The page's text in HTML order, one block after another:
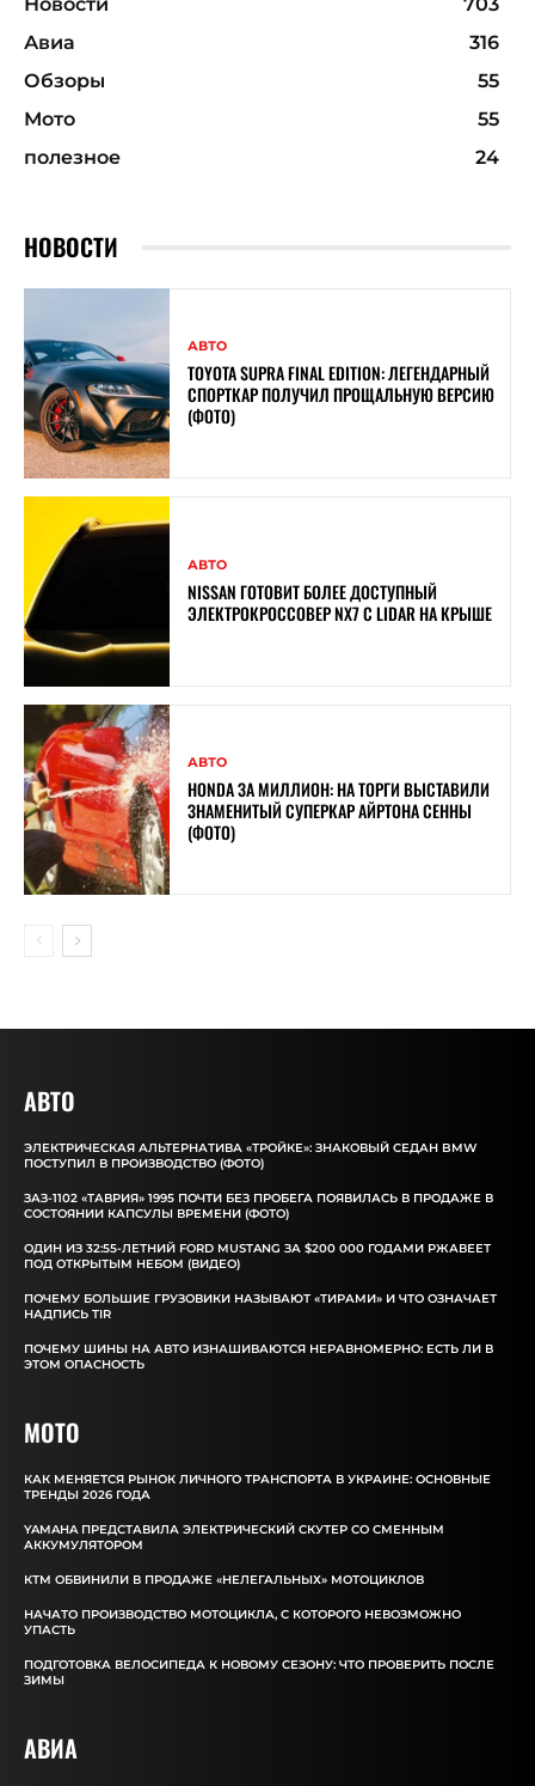
Авиа
316
Обзоры
55
Мото
55
полезное
24
НОВОСТИ
АВТО
TOYOTA SUPRA FINAL EDITION: ЛЕГЕНДАРНЫЙ
СПОРТКАР ПОЛУЧИЛ ПРОЩАЛЬНУЮ ВЕРСИЮ
(ФОТО)
АВТО
NISSAN ГОТОВИТ БОЛЕЕ ДОСТУПНЫЙ
ЭЛЕКТРОКРОССОВЕР NX7 С LIDAR НА КРЫШЕ
АВТО
HONDA ЗА МИЛЛИОН: НА ТОРГИ ВЫСТАВИЛИ
ЗНАМЕНИТЫЙ СУПЕРКАР АЙРТОНА СЕННЫ
(ФОТО)
АВТО
ЭЛЕКТРИЧЕСКАЯ АЛЬТЕРНАТИВА «ТРОЙКЕ»: ЗНАКОВЫЙ СЕДАН BMW
ПОСТУПИЛ В ПРОИЗВОДСТВО (ФОТО)
ЗАЗ-1102 «ТАВРИЯ» 1995 ПОЧТИ БЕЗ ПРОБЕГА ПОЯВИЛАСЬ В ПРОДАЖЕ В
СОСТОЯНИИ КАПСУЛЫ ВРЕМЕНИ (ФОТО)
ОДИН ИЗ 32:55-ЛЕТНИЙ FORD MUSTANG ЗА $200 000 ГОДАМИ РЖАВЕЕТ
ПОД ОТКРЫТЫМ НЕБОМ (ВИДЕО)
ПОЧЕМУ БОЛЬШИЕ ГРУЗОВИКИ НАЗЫВАЮТ «ТИРАМИ» И ЧТО ОЗНАЧАЕТ
НАДПИСЬ TIR
ПОЧЕМУ ШИНЫ НА АВТО ИЗНАШИВАЮТСЯ НЕРАВНОМЕРНО: ЕСТЬ ЛИ В
ЭТОМ ОПАСНОСТЬ
MOTO
КАК МЕНЯЕТСЯ РЫНОК ЛИЧНОГО ТРАНСПОРТА В УКРАИНЕ: ОСНОВНЫЕ
ТРЕНДЫ 2026 ГОДА
YAMAHA ПРЕДСТАВИЛА ЭЛЕКТРИЧЕСКИЙ СКУТЕР СО СМЕННЫМ
АККУМУЛЯТОРОМ
КТМ ОБВИНИЛИ В ПРОДАЖЕ «НЕЛЕГАЛЬНЫХ» МОТОЦИКЛОВ
НАЧАТО ПРОИЗВОДСТВО МОТОЦИКЛА, С КОТОРОГО НЕВОЗМОЖНО
УПАСТЬ
ПОДГОТОВКА ВЕЛОСИПЕДА К НОВОМУ СЕЗОНУ: ЧТО ПРОВЕРИТЬ ПОСЛЕ
ЗИМЫ
АВИА